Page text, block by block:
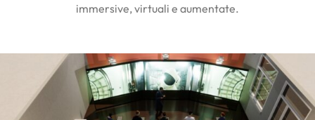
immersive, virtuali e aumentate.